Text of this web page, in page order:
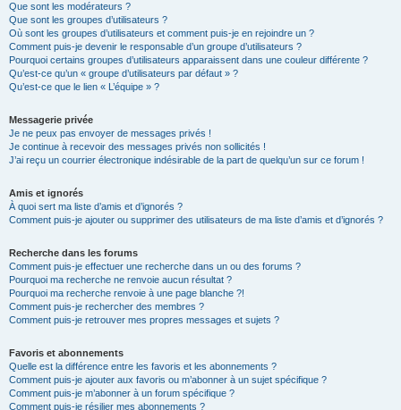
Que sont les modérateurs ?
Que sont les groupes d’utilisateurs ?
Où sont les groupes d’utilisateurs et comment puis-je en rejoindre un ?
Comment puis-je devenir le responsable d’un groupe d’utilisateurs ?
Pourquoi certains groupes d’utilisateurs apparaissent dans une couleur différente ?
Qu’est-ce qu’un « groupe d’utilisateurs par défaut » ?
Qu’est-ce que le lien « L’équipe » ?
Messagerie privée
Je ne peux pas envoyer de messages privés !
Je continue à recevoir des messages privés non sollicités !
J’ai reçu un courrier électronique indésirable de la part de quelqu’un sur ce forum !
Amis et ignorés
À quoi sert ma liste d’amis et d’ignorés ?
Comment puis-je ajouter ou supprimer des utilisateurs de ma liste d’amis et d’ignorés ?
Recherche dans les forums
Comment puis-je effectuer une recherche dans un ou des forums ?
Pourquoi ma recherche ne renvoie aucun résultat ?
Pourquoi ma recherche renvoie à une page blanche ?!
Comment puis-je rechercher des membres ?
Comment puis-je retrouver mes propres messages et sujets ?
Favoris et abonnements
Quelle est la différence entre les favoris et les abonnements ?
Comment puis-je ajouter aux favoris ou m’abonner à un sujet spécifique ?
Comment puis-je m’abonner à un forum spécifique ?
Comment puis-je résilier mes abonnements ?